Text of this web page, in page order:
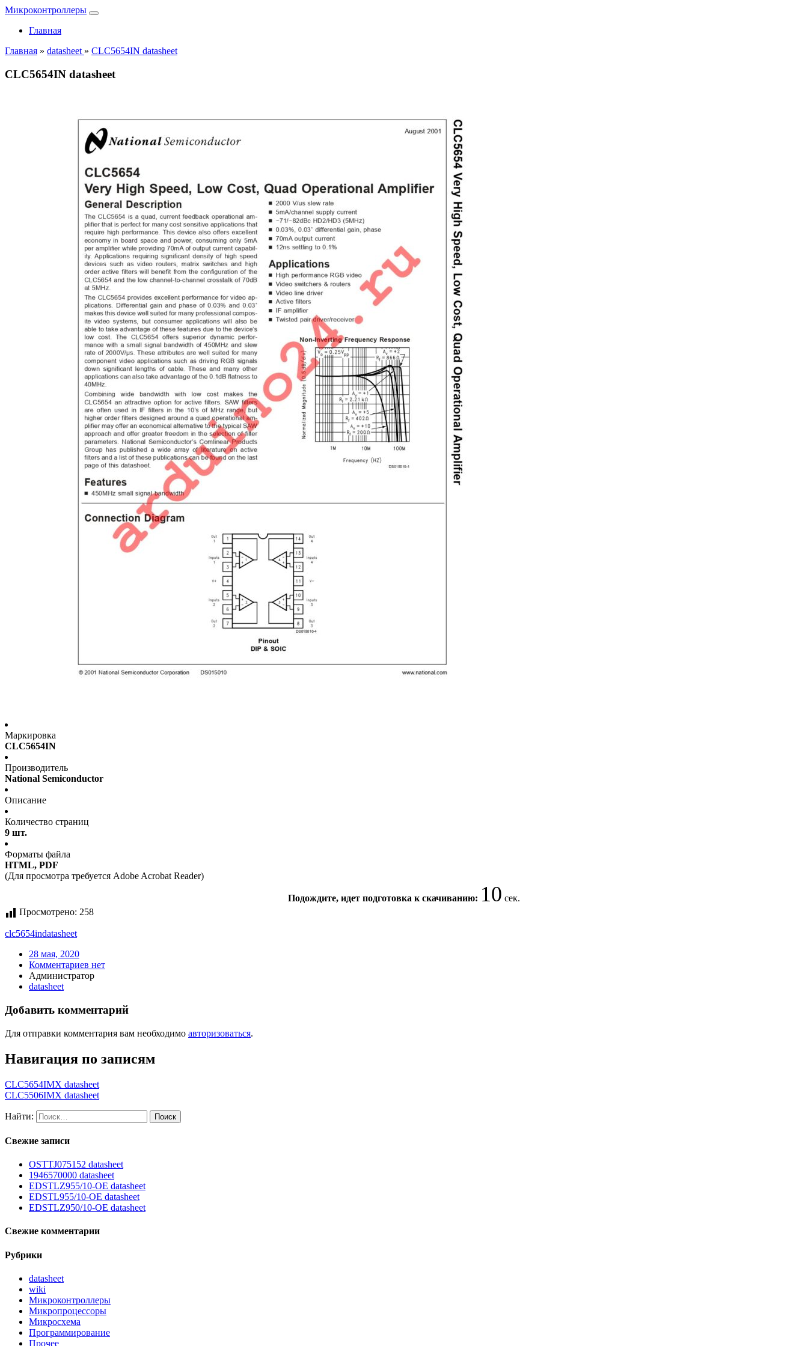
Микроконтроллеры
Главная
Главная » datasheet » CLC5654IN datasheet
CLC5654IN datasheet
Маркировка
CLC5654IN
Производитель
National Semiconductor
Описание
Количество страниц
9 шт.
Форматы файла
HTML, PDF
(Для просмотра требуется Adobe Acrobat Reader)
Подождите, идет подготовка к скачиванию: 10 сек.
Просмотрено: 258
clc5654indatasheet
28 мая, 2020
Комментариев нет
Администратор
datasheet
Добавить комментарий
Для отправки комментария вам необходимо авторизоваться.
Навигация по записям
CLC5654IMX datasheet
CLC5506IMX datasheet
Найти:
Свежие записи
OSTTJ075152 datasheet
1946570000 datasheet
EDSTLZ955/10-OE datasheet
EDSTL955/10-OE datasheet
EDSTLZ950/10-OE datasheet
Свежие комментарии
Рубрики
datasheet
wiki
Микроконтроллеры
Микропроцессоры
Микросхема
Программирование
Прочее